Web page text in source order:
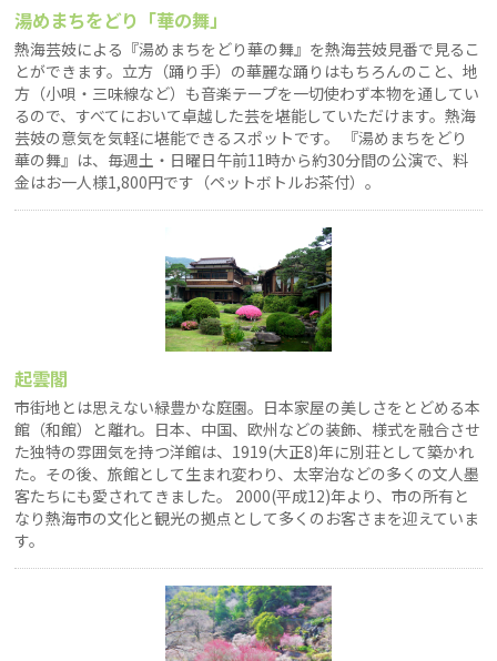
湯めまちをどり「華の舞」
熱海芸妓による『湯めまちをどり華の舞』を熱海芸妓見番で見るこ
とができます。立方（踊り手）の華麗な踊りはもちろんのこと、地
方（小唄・三味線など）も音楽テープを一切使わず本物を通してい
るので、すべてにおいて卓越した芸を堪能していただけます。熱海
芸妓の意気を気軽に堪能できるスポットです。 『湯めまちをどり
華の舞』は、毎週土・日曜日午前11時から約30分間の公演で、料
金はお一人様1,800円です（ペットボトルお茶付）。
起雲閣
市街地とは思えない緑豊かな庭園。日本家屋の美しさをとどめる本
館（和館）と離れ。日本、中国、欧州などの装飾、様式を融合させ
た独特の雰囲気を持つ洋館は、1919(大正8)年に別荘として築かれ
た。その後、旅館として生まれ変わり、太宰治などの多くの文人墨
客たちにも愛されてきました。 2000(平成12)年より、市の所有と
なり熱海市の文化と観光の拠点として多くのお客さまを迎えていま
す。